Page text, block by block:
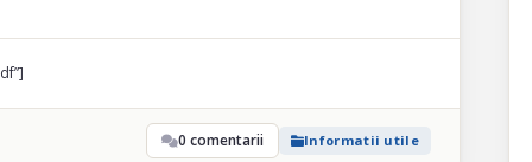
0 comentarii Informatii utile